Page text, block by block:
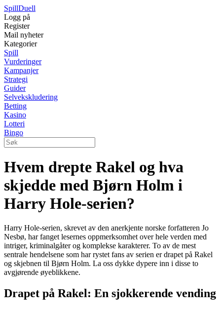
SpillDuell
Logg på
Register
Mail nyheter
Kategorier
Spill
Vurderinger
Kampanjer
Strategi
Guider
Selvekskludering
Betting
Kasino
Lotteri
Bingo
Hvem drepte Rakel og hva
skjedde med Bjørn Holm i
Harry Hole-serien?
Harry Hole-serien, skrevet av den anerkjente norske forfatteren Jo
Nesbø, har fanget lesernes oppmerksomhet over hele verden med
intriger, kriminalgåter og komplekse karakterer. To av de mest
sentrale hendelsene som har rystet fans av serien er drapet på Rakel
og skjebnen til Bjørn Holm. La oss dykke dypere inn i disse to
avgjørende øyeblikkene.
Drapet på Rakel: En sjokkerende vending